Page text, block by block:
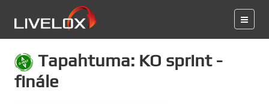
Tapahtuma: KO sprint -
finále